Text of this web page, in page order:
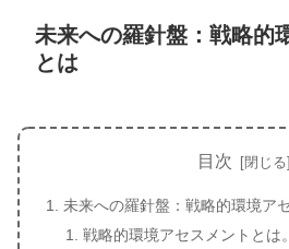
未来への羅針盤：戦略的
とは
目次
未来への羅針盤：戦略的環境ア
戦略的環境アセスメントとは。